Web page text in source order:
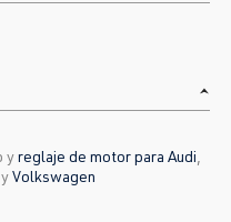
yreglaje de motor para Audi
Volkswagen